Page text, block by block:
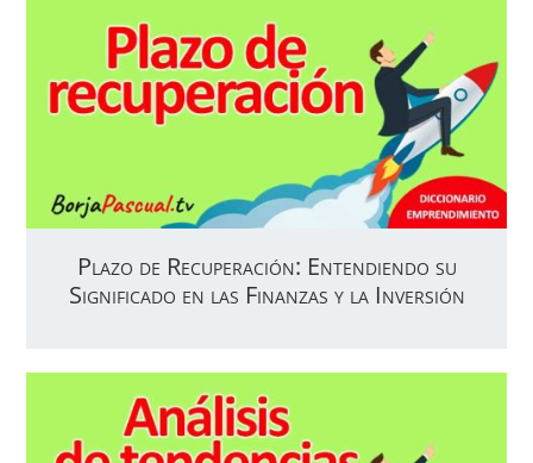
Plazo de Recuperación: Entendiendo su
Significado en las Finanzas y la Inversión